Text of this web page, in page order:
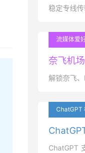
稳定专线
流媒体爱
奈飞机
解锁奈飞
ChatGPT
ChatGPT